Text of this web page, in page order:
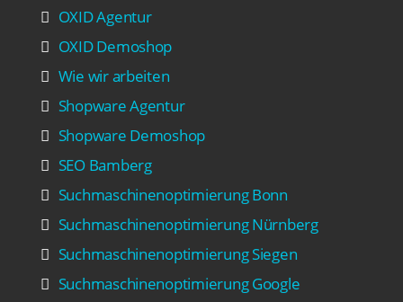
OXID Agentur
OXID Demoshop
Wie wir arbeiten
Shopware Agentur
Shopware Demoshop
SEO Bamberg
Suchmaschinenoptimierung Bonn
Suchmaschinenoptimierung Nürnberg
Suchmaschinenoptimierung Siegen
Suchmaschinenoptimierung Google